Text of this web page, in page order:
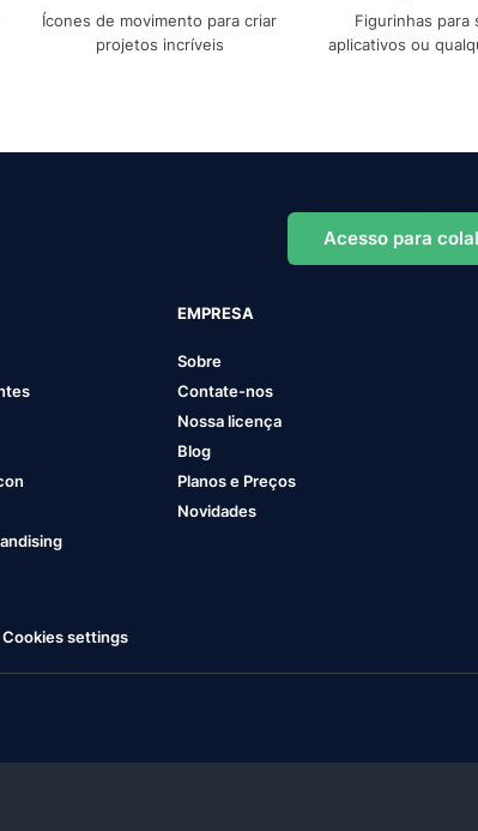
Ícones de movimento para criar
projetos incríveis
Figurinhas para
aplicativos ou
Acesso para
EMPRESA
Sobre
Contate-nos
Nossa licença
Blog
Planos e Preços
Novidades
Cookies settings